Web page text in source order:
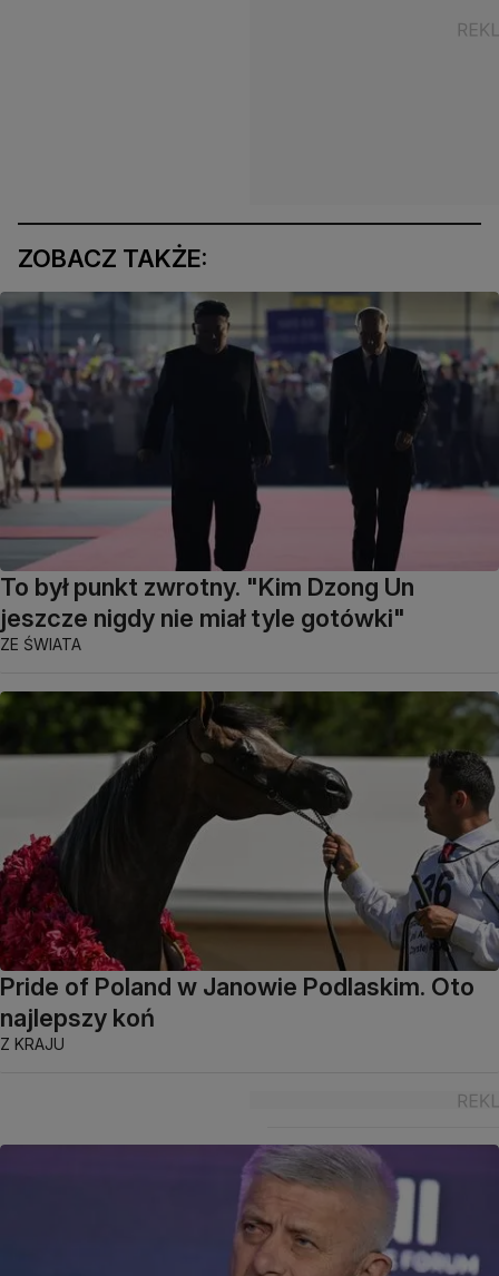
ZOBACZ TAKŻE:
To był punkt zwrotny. "Kim Dzong Un
jeszcze nigdy nie miał tyle gotówki"
ZE ŚWIATA
Pride of Poland w Janowie Podlaskim. Oto
najlepszy koń
Z KRAJU